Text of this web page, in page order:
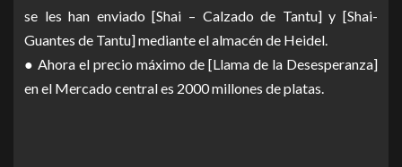
se les han enviado [Shai – Calzado de Tantu] y [Shai-
Guantes de Tantu] mediante el almacén de Heidel.
● Ahora el precio máximo de [Llama de la Desesperanza]
en el Mercado central es 2000 millones de platas.